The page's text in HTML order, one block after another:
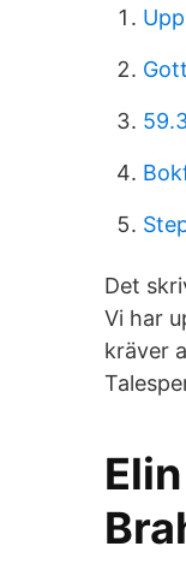
Det
Vi har
kräver